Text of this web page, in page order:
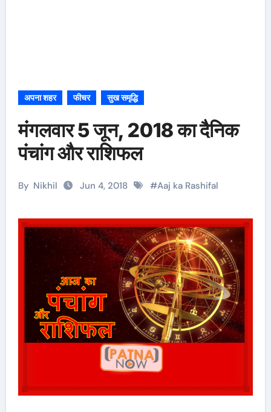
अपना शहर फीचर सुख समृद्धि
मंगलवार 5 जून, 2018 का दैनिक
पंचांग और राशिफल
By Nikhil Jun 4, 2018 #Aaj ka Rashifal